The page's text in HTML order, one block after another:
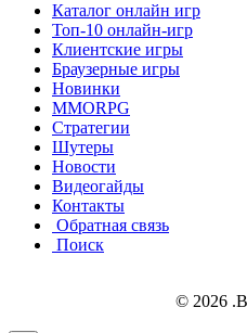
Каталог онлайн игр
Топ-10 онлайн-игр
Клиентские игры
Браузерные игры
Новинки
MMORPG
Стратегии
Шутеры
Новости
Видеогайды
Контакты
Обратная связь
Поиск
© 2026